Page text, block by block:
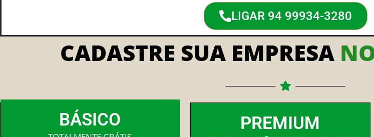
LIGAR 94 99934-3280
CADASTRE SUA EMPRESA
BÁSICO PREMIUM